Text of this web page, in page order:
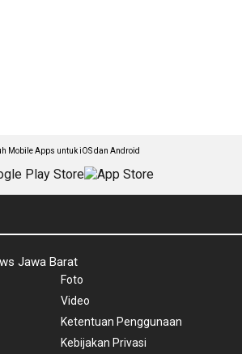
Mobile Apps untuk iOS dan Android
Jawa Barat
Foto
Video
Ketentuan Penggunaan
Kebijakan Privasi